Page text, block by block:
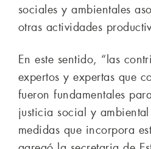
sociales y ambientales
otras actividades
En este sentido, “las
expertos y expertas que
fueron fundamentales
justicia social y
medidas que incorpora